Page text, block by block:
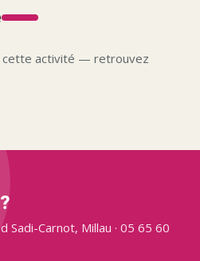
cette activité — retrouvez
Sadi-Carnot, Millau · 05 65 60